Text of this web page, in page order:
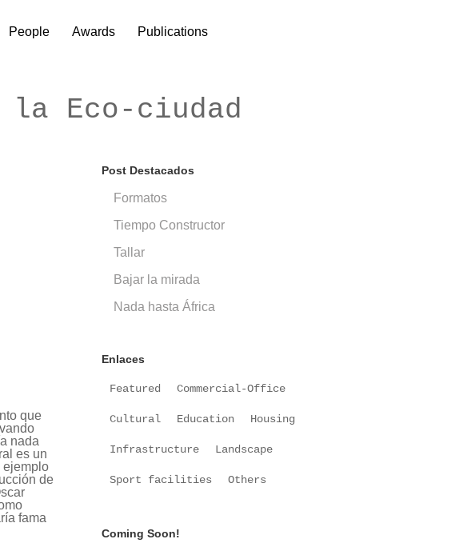
People Awards Publications
Eco-ciudad
que
nada
es un
ejemplo
de
fama
Post Destacados
Formatos
Tiempo Constructor
Tallar
Bajar la mirada
Nada hasta África
Enlaces
Featured Commercial-Office
Cultural Education Housing
Infrastructure Landscape
Sport facilities Others
Coming Soon!